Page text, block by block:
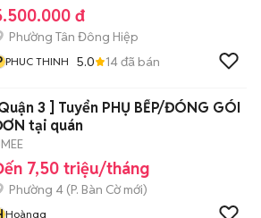
đ
Phường Tân Đông Hiệp
PHUC THINH 5.0 14đã bán
3 ] Tuyển PHỤ BẾP/ĐÓNG GÓI
tại quán
7,50 triệu/tháng
Phường 4 (P. Bàn Cờmới)
Hoàngg